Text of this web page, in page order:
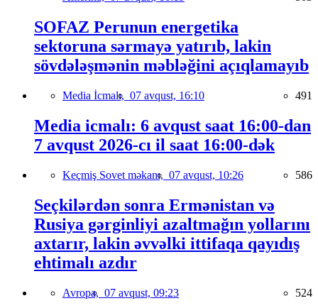
SOFAZ Perunun energetika
sektoruna sərmayə yatırıb, lakin
sövdələşmənin məbləğini açıqlamayıb
Media İcmalı, 07 avqust, 16:10 491
Media icmalı: 6 avqust saat 16:00-dan
7 avqust 2026-cı il saat 16:00-dək
Keçmiş Sovet məkanı, 07 avqust, 10:26 586
Seçkilərdən sonra Ermənistan və
Rusiya gərginliyi azaltmağın yollarını
axtarır, lakin əvvəlki ittifaqa qayıdış
ehtimalı azdır
Avropa, 07 avqust, 09:23 524